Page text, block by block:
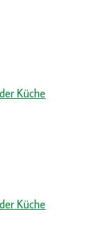
Küche
Küche